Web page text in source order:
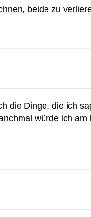
beide zu
die Dinge, die ich
würde ich